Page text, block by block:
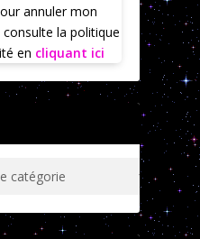
annuler mon
la politique
en cliquant ici